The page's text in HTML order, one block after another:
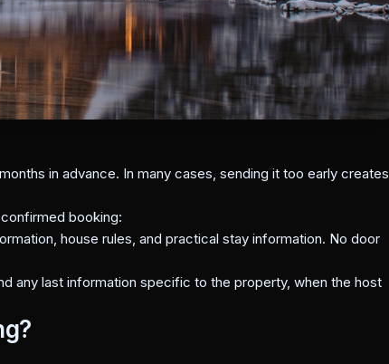
in advance. In many cases, sending it too early creates
booking:
house rules, and practical stay information. No door
any last information specific to the property, when the host